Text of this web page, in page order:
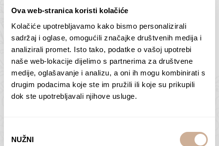
Ova web-stranica koristi kolačiće
Kolačiće upotrebljavamo kako bismo personalizirali
sadržaj i oglase, omogućili značajke društvenih medija i
analizirali promet. Isto tako, podatke o vašoj upotrebi
naše web-lokacije dijelimo s partnerima za društvene
medije, oglašavanje i analizu, a oni ih mogu kombinirati s
drugim podacima koje ste im pružili ili koje su prikupili
dok ste upotrebljavali njihove usluge.
pristanka
NUŽNI
Butan – ljudi 2
75,00€ – 138,00€Raspon
cijena:
od
75,00 €
138,00 €
ODABERI OPCIJE
Antarktika – krajolik
2
75,00€ – 138,00€Raspon
cijena:
od
ODABERI OPCIJE